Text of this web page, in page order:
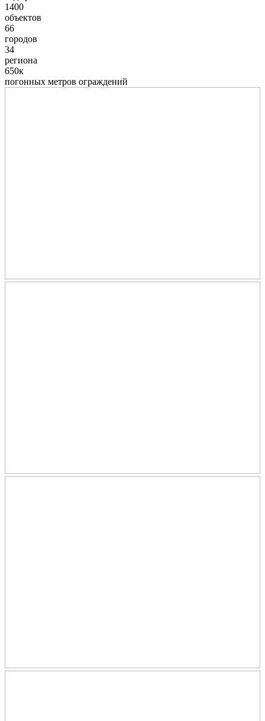
1400
объектов
66
городов
34
региона
650к
погонных метров ограждений